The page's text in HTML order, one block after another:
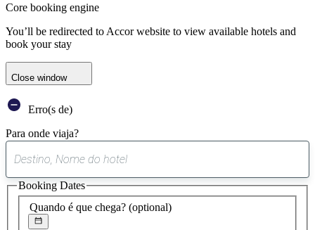
Core booking engine
You’ll be redirected to Accor website to view available hotels and
book your stay
Close window
Erro(s de)
Para onde viaja?
sugestão
encontrada
Quando é que chega? (optional)
Booking Dates